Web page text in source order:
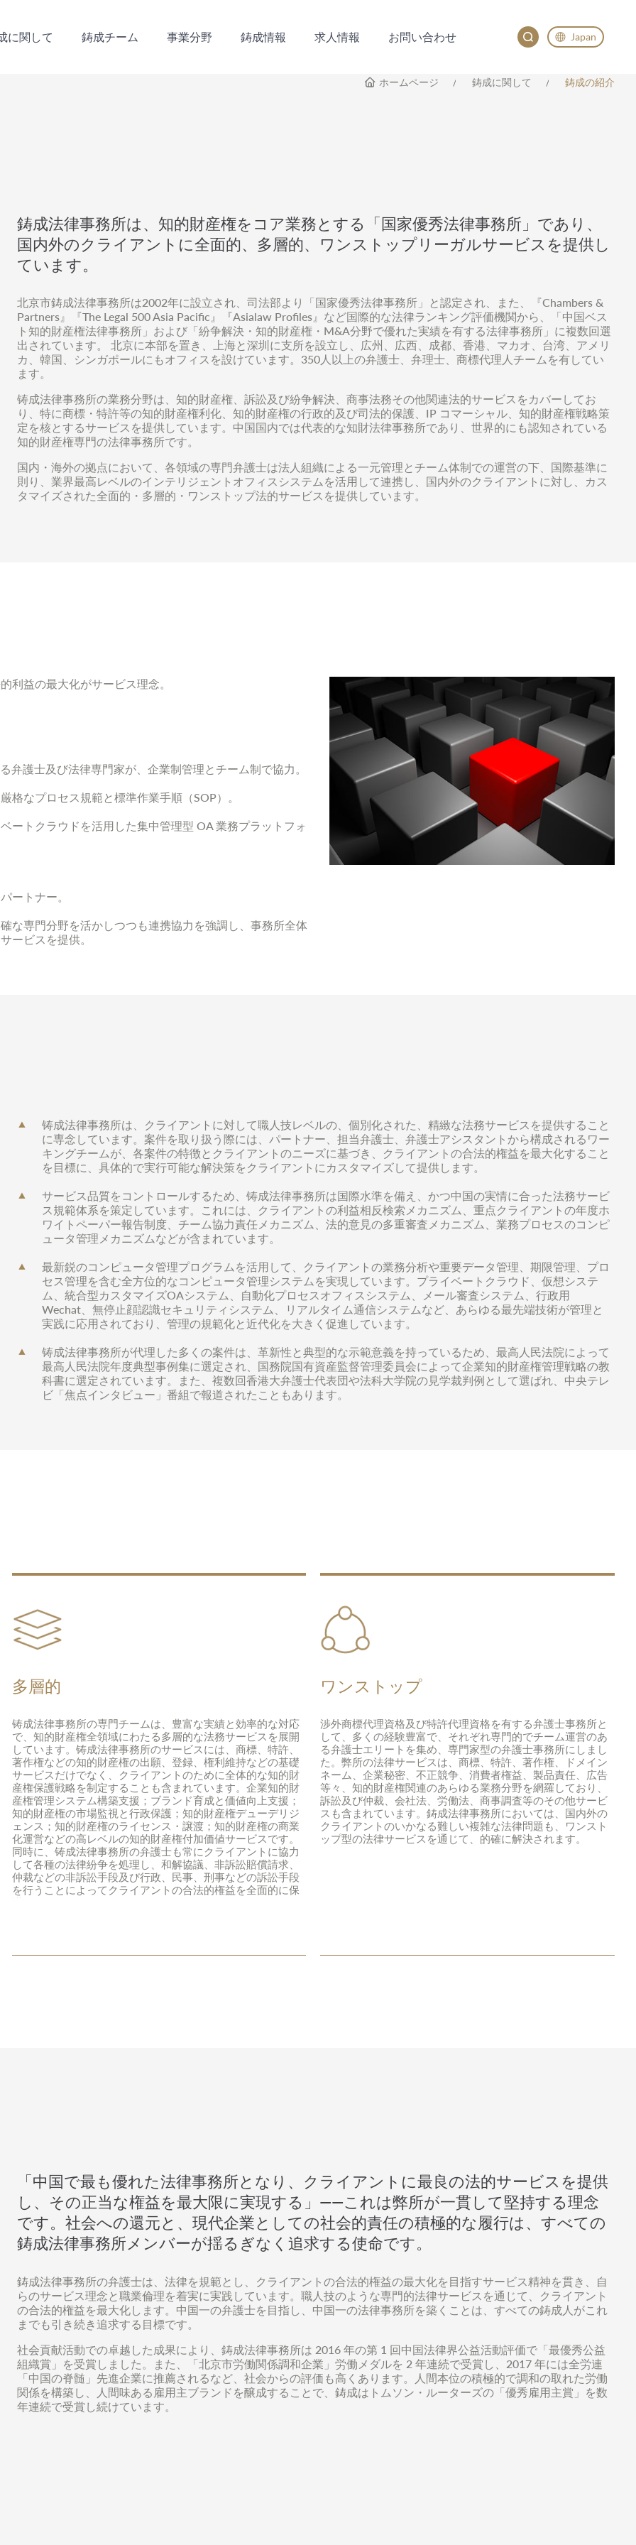
に関して
鋳成チーム
事業分野
鋳成情報
求人情報
お問い合わせ
Japan
English
ホームページ 鋳成に関して 鋳成の紹介
鋳成法律事務所は、知的財産権をコア業務とする「国家優秀法律事務所」であり、
国内外のクライアントに全面的、多層的、ワンストップリーガルサービスを提供し
ています。
北京市鋳成法律事務所は2002年に設立され、司法部より「国家優秀法律事務所」と認定され、また、『Chambers &
Partners』『The Legal 500 Asia Pacific』『Asialaw Profiles』など国際的な法律ランキング評価機関から、「中国ベス
ト知的財産権法律事務所」および「紛争解決・知的財産権・M&A分野で優れた実績を有する法律事務所」に複数回選
出されています。 北京に本部を置き、上海と深圳に支所を設立し、広州、広西、成都、香港、マカオ、台湾、アメリ
カ、韓国、シンガポールにもオフィスを設けています。350人以上の弁護士、弁理士、商標代理人チームを有してい
ます。
铸成法律事務所の業務分野は、知的財産権、訴訟及び紛争解決、商事法務その他関連法的サービスをカバーしてお
り、特に商標・特許等の知的財産権利化、知的財産権の行政的及び司法的保護、IP コマーシャル、知的財産権戦略策
定を核とするサービスを提供しています。中国国内では代表的な知財法律事務所であり、世界的にも認知されている
知的財産権専門の法律事務所です。
国内・海外の拠点において、各領域の専門弁護士は法人組織による一元管理とチーム体制での運営の下、国際基準に
則り、業界最高レベルのインテリジェントオフィスシステムを活用して連携し、国内外のクライアントに対し、カス
タマイズされた全面的・多層的・ワンストップ法的サービスを提供しています。
利益の最大化がサービス理念。
護士及び法律専門家が、企業制管理とチーム制で協力。
格なプロセス規範と標準作業手順（SOP）。
ートクラウドを活用した集中管理型 OA 業務プラットフォ
ートナー。
な専門分野を活かしつつも連携協力を強調し、事務所全体
ービスを提供。
铸成法律事務所は、クライアントに対して職人技レベルの、個別化された、精緻な法務サービスを提供すること
に専念しています。案件を取り扱う際には、パートナー、担当弁護士、弁護士アシスタントから構成されるワー
キングチームが、各案件の特徴とクライアントのニーズに基づき、クライアントの合法的権益を最大化すること
を目標に、具体的で実行可能な解決策をクライアントにカスタマイズして提供します。
サービス品質をコントロールするため、铸成法律事務所は国際水準を備え、かつ中国の実情に合った法務サービ
ス規範体系を策定しています。これには、クライアントの利益相反検索メカニズム、重点クライアントの年度ホ
ワイトペーパー報告制度、チーム協力責任メカニズム、法的意見の多重審査メカニズム、業務プロセスのコンピ
ュータ管理メカニズムなどが含まれています。
最新鋭のコンピュータ管理プログラムを活用して、クライアントの業務分析や重要データ管理、期限管理、プロ
セス管理を含む全方位的なコンピュータ管理システムを実現しています。プライベートクラウド、仮想システ
ム、統合型カスタマイズOAシステム、自動化プロセスオフィスシステム、メール審査システム、行政用
Wechat、無停止顔認識セキュリティシステム、リアルタイム通信システムなど、あらゆる最先端技術が管理と
実践に応用されており、管理の規範化と近代化を大きく促進しています。
铸成法律事務所が代理した多くの案件は、革新性と典型的な示範意義を持っているため、最高人民法院によって
最高人民法院年度典型事例集に選定され、国務院国有資産監督管理委員会によって企業知的財産権管理戦略の教
科書に選定されています。また、複数回香港大弁護士代表団や法科大学院の見学裁判例として選ばれ、中央テレ
ビ「焦点インタビュー」番組で報道されたこともあります。
多層的
铸成法律事務所の専門チームは、豊富な実績と効率的な対応
で、知的財産権全領域にわたる多層的な法務サービスを展開
しています。铸成法律事務所のサービスには、商標、特許、
著作権などの知的財産権の出願、登録、権利維持などの基礎
サービスだけでなく、クライアントのために全体的な知的財
産権保護戦略を制定することも含まれています。企業知的財
産権管理システム構築支援；ブランド育成と価値向上支援；
知的財産権の市場監視と行政保護；知的財産権デューデリジ
ェンス；知的財産権のライセンス・譲渡；知的財産権の商業
化運営などの高レベルの知的財産権付加価値サービスです。
同時に、铸成法律事務所の弁護士も常にクライアントに協力
して各種の法律紛争を処理し、和解協議、非訴訟賠償請求、
仲裁などの非訴訟手段及び行政、民事、刑事などの訴訟手段
を行うことによってクライアントの合法的権益を全面的に保
ワンストップ
渉外商標代理資格及び特許代理資格を有する弁護士事務所と
して、多くの経験豊富で、それぞれ専門的でチーム運営のあ
る弁護士エリートを集め、専門家型の弁護士事務所にしまし
た。弊所の法律サービスは、商標、特許、著作権、ドメイン
ネーム、企業秘密、不正競争、消費者権益、製品責任、広告
等々、知的財産権関連のあらゆる業務分野を網羅しており、
訴訟及び仲裁、会社法、労働法、商事調査等のその他サービ
スも含まれています。鋳成法律事務所においては、国内外の
クライアントのいかなる難しい複雑な法律問題も、ワンスト
ップ型の法律サービスを通じて、的確に解決されます。
「中国で最も優れた法律事務所となり、クライアントに最良の法的サービスを提供
し、その正当な権益を最大限に実現する」——これは弊所が一貫して堅持する理念
です。社会への還元と、現代企業としての社会的責任の積極的な履行は、すべての
鋳成法律事務所メンバーが揺るぎなく追求する使命です。
鋳成法律事務所の弁護士は、法律を規範とし、クライアントの合法的権益の最大化を目指すサービス精神を貫き、自
らのサービス理念と職業倫理を着実に実践しています。職人技のような専門的法律サービスを通じて、クライアント
の合法的権益を最大化します。中国一の弁護士を目指し、中国一の法律事務所を築くことは、すべての鋳成人がこれ
までも引き続き追求する目標です。
社会貢献活動での卓越した成果により、鋳成法律事務所は 2016 年の第 1 回中国法律界公益活動評価で「最優秀公益
組織賞」を受賞しました。また、「北京市労働関係調和企業」労働メダルを 2 年連続で受賞し、2017 年には全労連
「中国の脊髄」先進企業に推薦されるなど、社会からの評価も高くあります。人間本位の積極的で調和の取れた労働
関係を構築し、人間味ある雇用主ブランドを醸成することで、鋳成はトムソン・ルーターズの「優秀雇用主賞」を数
年連続で受賞し続けています。